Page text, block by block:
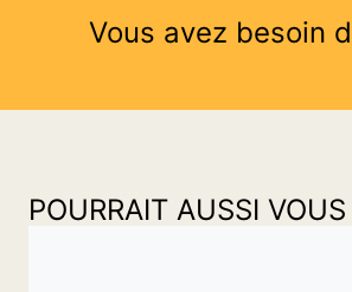
Vous avez besoin
POURRAIT AUSSI